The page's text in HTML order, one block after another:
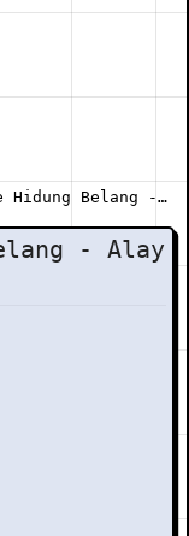
Belang - Alay Elisa
- Alay